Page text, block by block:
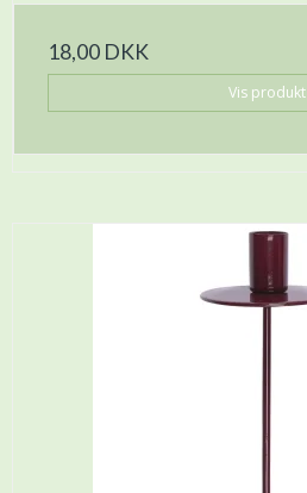
18,00 DKK
Vis produkt